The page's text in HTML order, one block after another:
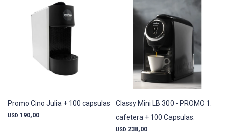
Promo Cino Julia + 100 capsulas
USD 190,00
Classy Mini LB 300 - PROMO 1:
cafetera + 100 Capsulas.
USD 238,00